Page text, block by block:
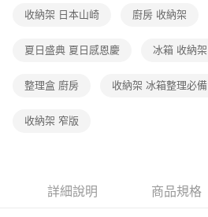
收納架 日本山崎 廚房 收納架
夏日盛典 夏日感恩慶 冰箱 收納架
整理盒 廚房 收納架 冰箱整理必備
收納架 窄版
詳細說明 商品規格